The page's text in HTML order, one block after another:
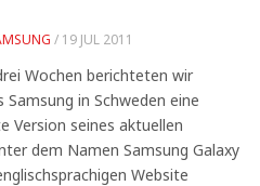
/ 19 JUL 2011
Wochen berichteten wir
Samsung in Schweden eine
Version seines aktuellen
dem Namen Samsung Galaxy
Website